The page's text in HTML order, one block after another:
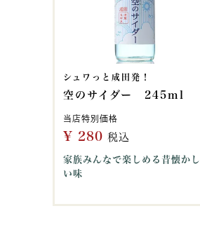
シュワっと成田発！
空のサイダー 245ml
当店特別価格
¥ 280 税込
家族みんなで楽しめる昔懐かし
い味